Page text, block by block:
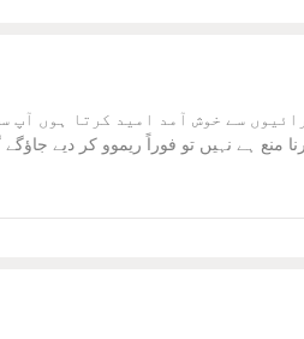
ہے نہیں تو فوراً ریموو کر دیے